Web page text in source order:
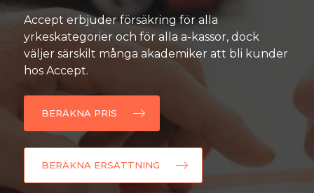
Accept erbjuder försäkring för alla
yrkeskategorier och för alla a-kassor, dock
väljer särskilt många akademiker att bli kunder
hos Accept.
BERÄKNA PRIS
BERÄKNA ERSÄTTNING